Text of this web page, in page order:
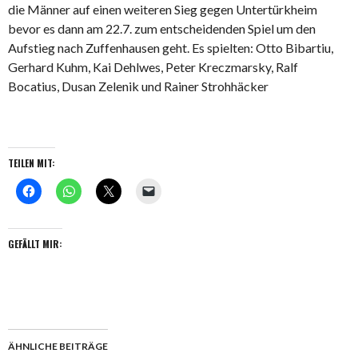
die Männer auf einen weiteren Sieg gegen Untertürkheim
bevor es dann am 22.7. zum entscheidenden Spiel um den
Aufstieg nach Zuffenhausen geht. Es spielten: Otto Bibartiu,
Gerhard Kuhm, Kai Dehlwes, Peter Kreczmarsky, Ralf
Bocatius, Dusan Zelenik und Rainer Strohhäcker
TEILEN MIT:
GEFÄLLT MIR:
ÄHNLICHE BEITRÄGE